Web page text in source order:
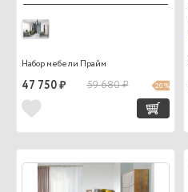
Набор мебели Прайм
47 750 ₽ 59 680 ₽ 20 %